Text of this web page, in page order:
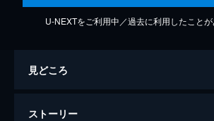
U-NEXTをご利用中／過去に利用したこと
見どころ
ストーリー